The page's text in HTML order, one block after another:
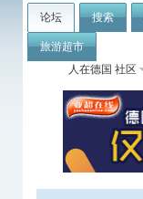
论坛 搜索
旅游超市
人在德国 社区